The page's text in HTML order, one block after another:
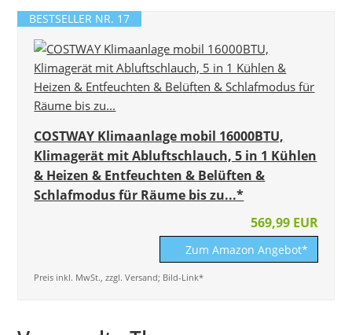
BESTSELLER NR. 17
COSTWAY Klimaanlage mobil 16000BTU,
Klimagerät mit Abluftschlauch, 5 in 1 Kühlen
& Heizen & Entfeuchten & Belüften &
Schlafmodus für Räume bis zu...*
569,99 EUR
Zum Amazon Angebot*
Preis inkl. MwSt., zzgl. Versand; Bild-Link*